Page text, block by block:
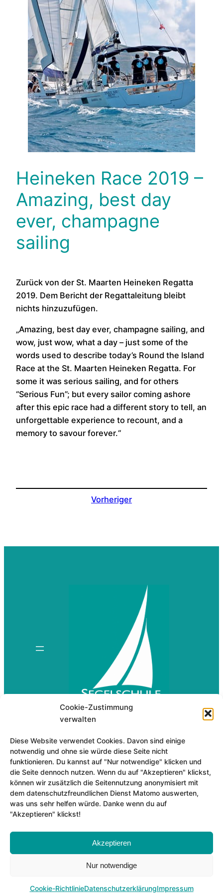
Cookie-Zustimmung
verwalten
Diese Website verwendet Cookies. Davon sind einige
notwendig und ohne sie würde diese Seite nicht
funktionieren. Du kannst auf "Nur notwendige" klicken und
die Seite dennoch nutzen. Wenn du auf "Akzeptieren" klickst,
können wir zusätzlich die Seitennutzung anonymisiert mit
dem datenschutzfreundlichen Dienst Matomo auswerten,
was uns sehr helfen würde. Danke wenn du auf
"Akzeptieren" klickst!
Akzeptieren
Nur notwendige
Cookie-RichtlinieDatenschutzerklärungImpressum
Heineken Race 2019 –
Amazing, best day
ever, champagne
sailing
Zurück von der St. Maarten Heineken Regatta
2019. Dem Bericht der Regattaleitung bleibt
nichts hinzuzufügen.
„Amazing, best day ever, champagne sailing, and
wow, just wow, what a day – just some of the
words used to describe today’s Round the Island
Race at the St. Maarten Heineken Regatta. For
some it was serious sailing, and for others
“Serious Fun”; but every sailor coming ashore
after this epic race had a different story to tell, an
unforgettable experience to recount, and a
memory to savour forever.“
Vorheriger
Claus Helmer
Am Hügel 8
82319 Starnberg
Tel.: 08151-79028
Fax: 08151-29733
Für eine Email hier klicken…